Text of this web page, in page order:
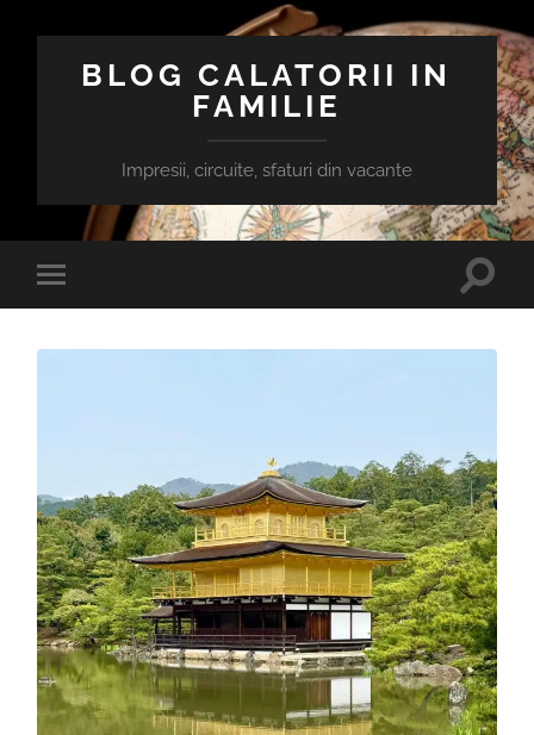
BLOG CALATORII IN
FAMILIE
Impresii, circuite, sfaturi din vacante
Toggle
mobile
Toggle